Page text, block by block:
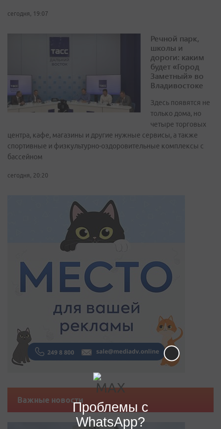
сегодня, 19:07
Речной парк,
школы и
дороги: каким
будет «Город
Заметный» во
Владивостоке
Здесь появятся не
только дома, но
четыре торговых
центра, кафе, магазины и другие нужные сервисы, а также
спортивные и физкультурно-оздоровительные комплексы с
бассейном
сегодня, 20:20
Важные новостиПроблемы с
WhatsApp?